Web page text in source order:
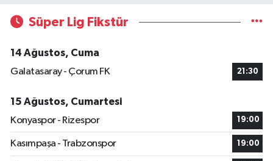
Süper Lig Fikstür
14 Ağustos, Cuma
Galatasaray - Çorum FK
21:30
15 Ağustos, Cumartesi
Konyaspor - Rizespor
19:00
Kasımpaşa - Trabzonspor 19:00